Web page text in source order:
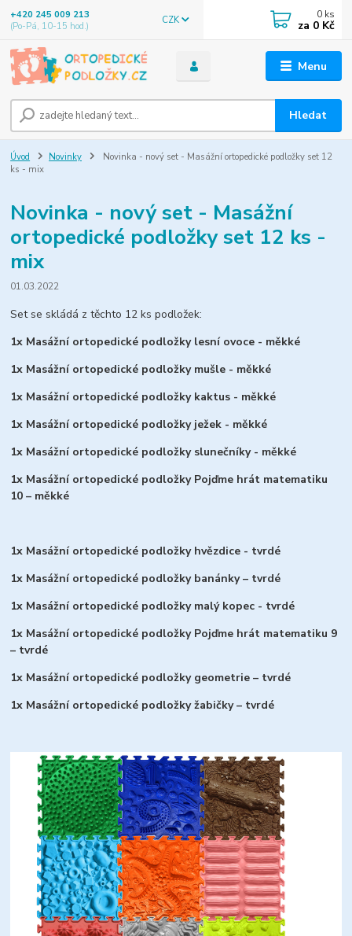
Menu
CZK
Hledat
+420 245 009 213
(Po-Pá, 10-15 hod.)
0 ks
za 0 Kč
Úvod Novinky
Novinka - nový set - Masážní ortopedické podložky set 12
ks - mix
Novinka - nový set - Masážní
ortopedické podložky set 12 ks -
mix
01.03.2022
Set se skládá z těchto 12 ks podložek:
1x Masážní ortopedické podložky lesní ovoce - měkké
1x Masážní ortopedické podložky mušle - měkké
1x Masážní ortopedické podložky kaktus - měkké
1x Masážní ortopedické podložky ježek - měkké
1x Masážní ortopedické podložky slunečníky - měkké
1x Masážní ortopedické podložky Pojďme hrát matematiku
10 – měkké
1x Masážní ortopedické podložky hvězdice - tvrdé
1x Masážní ortopedické podložky banánky – tvrdé
1x Masážní ortopedické podložky malý kopec - tvrdé
1x Masážní ortopedické podložky Pojďme hrát matematiku 9
– tvrdé
1x Masážní ortopedické podložky geometrie – tvrdé
1x Masážní ortopedické podložky žabičky – tvrdé